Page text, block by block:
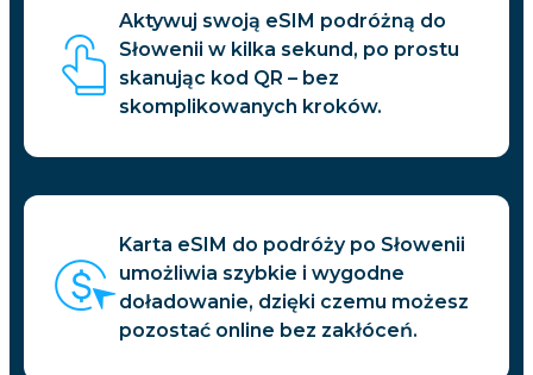
Aktywuj swoją eSIM podróżną do
Słowenii w kilka sekund, po prostu
skanując kod QR – bez
skomplikowanych kroków.
Karta eSIM do podróży po Słowenii
umożliwia szybkie i wygodne
doładowanie, dzięki czemu możesz
pozostać online bez zakłóceń.